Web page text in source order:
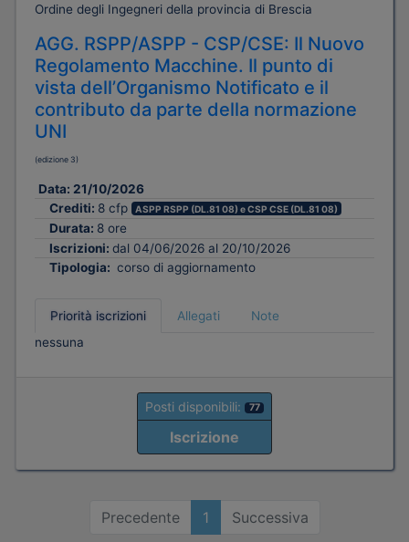
Ordine degli Ingegneri della provincia di Brescia
AGG. RSPP/ASPP - CSP/CSE: Il Nuovo
Regolamento Macchine. Il punto di
vista dell’Organismo Notificato e il
contributo da parte della normazione
UNI
(edizione 3)
Data: 21/10/2026
Crediti: 8 cfp ASPP RSPP (DL.81 08) e CSP CSE (DL.81 08)
Durata: 8 ore
Iscrizioni: dal 04/06/2026 al 20/10/2026
Tipologia: corso di aggiornamento
Priorità iscrizioni Allegati
Note
nessuna
Posti disponibili: 77
Iscrizione
Precedente 1 Successiva